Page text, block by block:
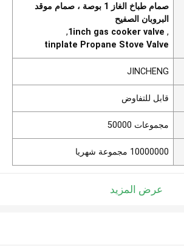
صمام طباخ الغاز 1 بوصة ، صمام موقد
البروبان الصفيح
,
1inch gas cooker valve
,
tinplate Propane Stove Valve
JINCHENG
قابل للتفاوض
مجموعات 50000
10000000 مجموعة شهريا
عرض المزيد